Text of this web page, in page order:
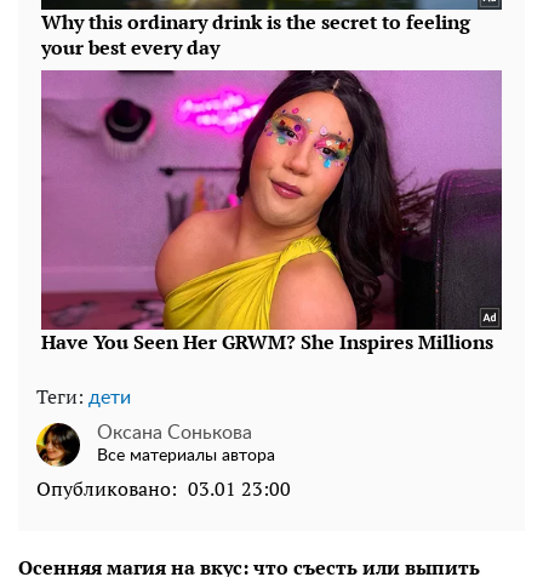
Теги: дети
Оксана Сонькова
Все материалы автора
Опубликовано: 03.01 23:00
Осенняя магия на вкус: что съесть или выпить